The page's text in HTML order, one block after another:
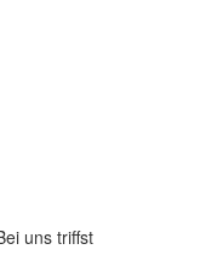
uns triffst